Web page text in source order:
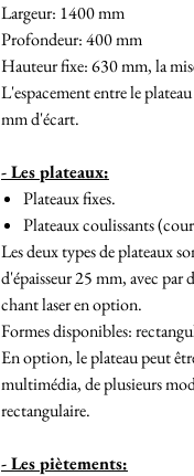
Largeur: 1400 mm
Profondeur: 400 mm
Hauteur fixe: 630 mm, la
L'espacement entre le
mm d'écart.
- Les plateaux:
Plateaux fixes.
Plateaux coulissants
Les deux types de plateaux
d'épaisseur 25 mm, avec
chant laser en option.
Formes disponibles:
En option, le plateau peut
multimédia, de plusieurs
rectangulaire.
- Les piètements: